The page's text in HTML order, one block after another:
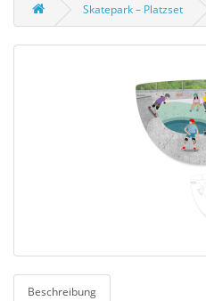
Skatepark – Platzset
Beschreibung